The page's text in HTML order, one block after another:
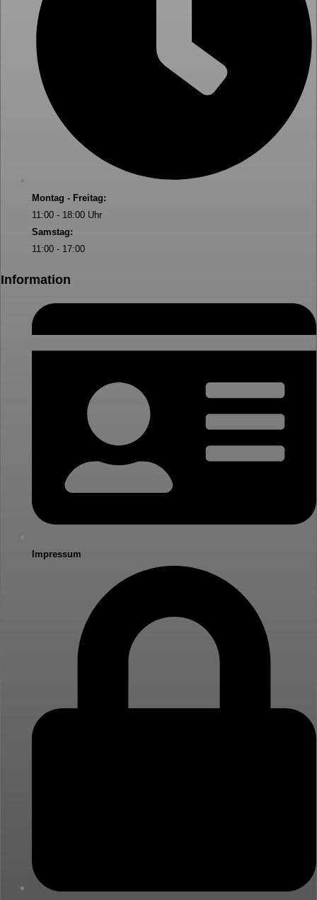
Montag - Freitag:
11:00 - 18:00 Uhr
Samstag:
11:00 - 17:00
Information
Impressum